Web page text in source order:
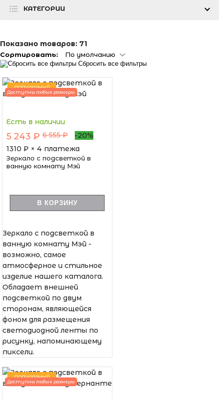
КАТЕГОРИИ
Показано товаров: 71
Сортировать: По умолчанию
Сбросить все фильтры
ПОПУЛЯРНЫЙ
Доступны любые размеры
Есть в наличии
5 243 ₽ 6 555 ₽
-20%
1310 ₽ × 4 платежа
Зеркало с подсветкой в
ванную комнату Мэй
В КОРЗИНУ
Зеркало с подсветкой в
ванную комнату Мэй -
возможно, самое
атмосферное и стильное
изделие нашего каталога.
Обладает внешней
подсветкой по двум
сторонам, являющейся
фоном для размещения
светодиодной ленты по
рисунку, напоминающему
пиксели.
ПОПУЛЯРНЫЙ
Доступны любые размеры